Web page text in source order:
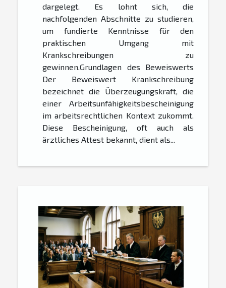
dargelegt. Es lohnt sich, die
nachfolgenden Abschnitte zu studieren,
um fundierte Kenntnisse für den
praktischen Umgang mit
Krankschreibungen zu
gewinnen.Grundlagen des Beweiswerts
Der Beweiswert Krankschreibung
bezeichnet die Überzeugungskraft, die
einer Arbeitsunfähigkeitsbescheinigung
im arbeitsrechtlichen Kontext zukommt.
Diese Bescheinigung, oft auch als
ärztliches Attest bekannt, dient als...